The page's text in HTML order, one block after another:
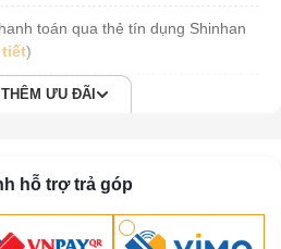
toán qua thẻ tín dụng Shinhan
tiết)
ƯU ĐÃI
hỗ trợ trả góp